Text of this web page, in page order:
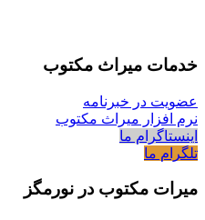
خدمات میراث مکتوب
عضویت در خبرنامه
نرم افزار میراث مکتوب
اینستاگرام ما
تلگرام ما
میرات مکتوب در نورمگز